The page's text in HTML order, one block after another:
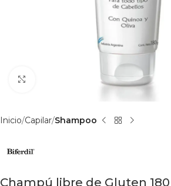
Haga clic para ampliar
Inicio Capilar Shampoo
Champú libre de Gluten